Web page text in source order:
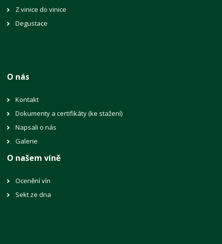
Z vinice do vinice
Degustace
O nás
Kontakt
Dokumenty a certifikáty (ke stažení)
Napsali o nás
Galerie
O našem víně
Ocenění vín
Sekt ze dna